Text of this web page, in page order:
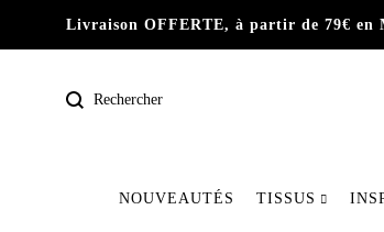
Livraison OFFERTE, à partir de 79€ en
Rechercher
NOUVEAUTÉS TISSUS